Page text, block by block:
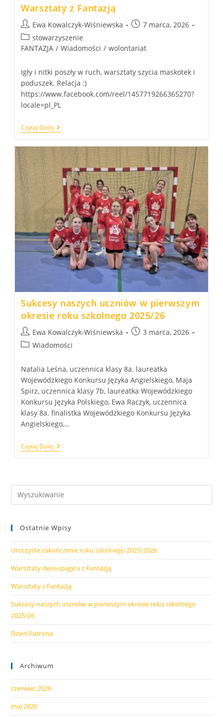
Warsztaty z Fantazją
Post
author:
Ewa Kowalczyk-Wiśniewska
Post7 marca, 2026
Post
category:
stowarzyszenie
FANTAZJA / Wiadomości / wolontariat
Igły i nitki poszły w ruch, warsztaty szycia maskotek i
poduszek. Relacja :)
https://www.facebook.com/reel/1457719266365270?
locale=pl_PL
Czytaj Dalej Warsztaty
Z
Sukcesy naszych uczniów w pierwszym
okresie roku szkolnego 2025/26
Post
author:
Ewa Kowalczyk-Wiśniewska
Post3 marca, 2026
PostWiadomości
Natalia Leśna, uczennica klasy 8a. laureatka
Wojewódzkiego Konkursu Języka Angielskiego, Maja
Spirz, uczennica klasy 7b, laureatka Wojewódzkiego
Konkursu Języka Polskiego, Ewa Raczyk, uczennica
klasy 8a. finalistka Wojewódzkiego Konkursu Języka
Angielskiego,…
Czytaj Dalej Sukcesy
Naszych
Okresie
Roku
Ostatnie Wpisy
Uroczyste zakończenie roku szkolnego 2025/2026
Warsztaty decoupage’u z Fantazją
Warsztaty z Fantazją
Sukcesy naszych uczniów w pierwszym okresie roku szkolnego
2025/26
Dzień Patrona
Archiwum
czerwiec 2026
maj 2026